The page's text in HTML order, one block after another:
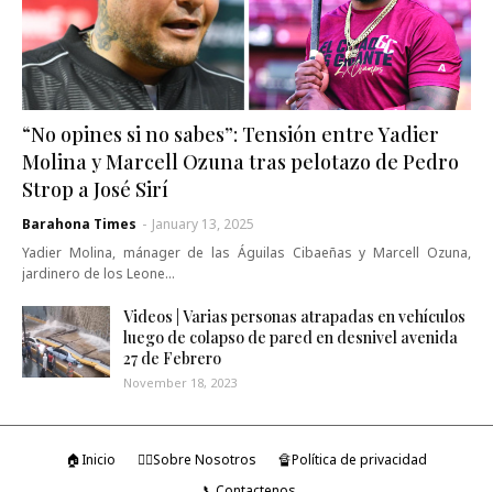
“No opines si no sabes”: Tensión entre Yadier
Molina y Marcell Ozuna tras pelotazo de Pedro
Strop a José Sirí
Barahona Times - January 13, 2025
Yadier Molina, mánager de las Águilas Cibaeñas y Marcell Ozuna,
jardinero de los Leone…
Videos | Varias personas atrapadas en vehículos
luego de colapso de pared en desnivel avenida
27 de Febrero
November 18, 2023
🏠Inicio 🤷‍♂️Sobre Nosotros
🔏Política de privacidad